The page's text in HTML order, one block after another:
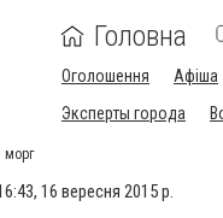
Головна
Оголошення Афіша
Эксперты города
морг
16 вересня 2015 р.